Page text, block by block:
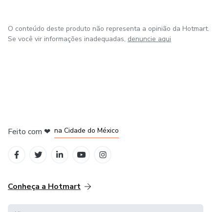
O conteúdo deste produto não representa a opinião da Hotmart.
Se você vir informações inadequadas, denuncie aqui
Feito com ❤ na Cidade do México
Conheça a Hotmart